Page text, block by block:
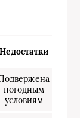
Недостатки
погодным
условиям